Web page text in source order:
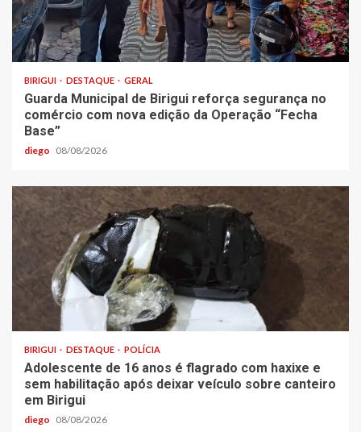
BIRIGUI DESTAQUE GERAL
Guarda Municipal de Birigui reforça segurança no
comércio com nova edição da Operação “Fecha
Base”
diego 08/08/2026
BIRIGUI DESTAQUE POLÍCIA
Adolescente de 16 anos é flagrado com haxixe e
sem habilitação após deixar veículo sobre canteiro
em Birigui
diego 08/08/2026